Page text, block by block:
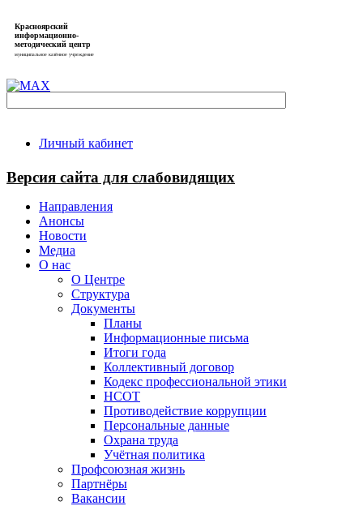
Красноярский
информационно-
методический центр
муниципальное казённое учреждение
Личный кабинет
Версия сайта для слабовидящих
Направления
Анонсы
Новости
Медиа
О нас
О Центре
Структура
Документы
Планы
Информационные письма
Итоги года
Коллективный договор
Кодекс профессиональной этики
НСОТ
Противодействие коррупции
Персональные данные
Охрана труда
Учётная политика
Профсоюзная жизнь
Партнёры
Вакансии